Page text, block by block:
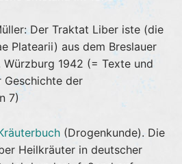
Der Traktat Liber iste (die
Platearii) aus dem Breslauer
Würzburg 1942 (= Texte und
Geschichte der
7)
(Drogenkunde). Die
Heilkräuter in deutscher